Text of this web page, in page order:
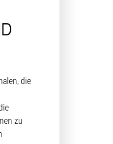
die
zu